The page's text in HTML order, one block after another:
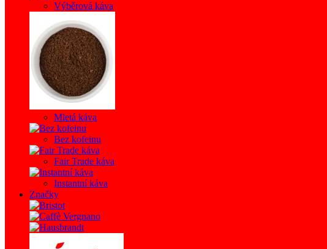
Výběrová káva
Mletá káva
Bez kofeinu
Fair Trade káva
Instantní káva
Značky